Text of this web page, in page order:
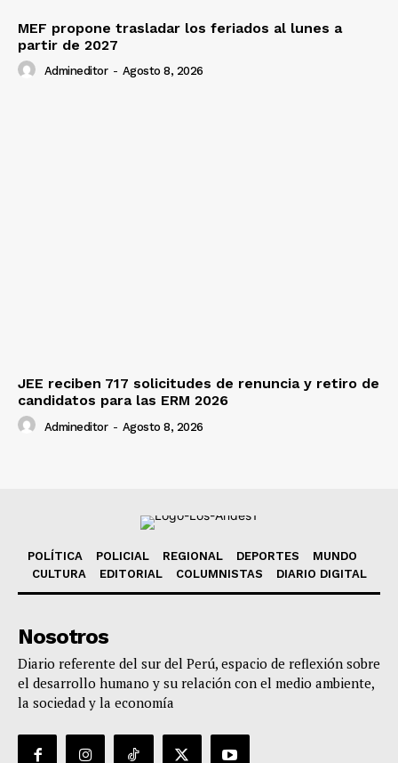
MEF propone trasladar los feriados al lunes a
partir de 2027
Admineditor - Agosto 8, 2026
JEE reciben 717 solicitudes de renuncia y retiro de
candidatos para las ERM 2026
Admineditor - Agosto 8, 2026
POLÍTICA POLICIAL REGIONAL DEPORTES
MUNDO
CULTURA
EDITORIAL COLUMNISTAS DIARIO DIGITAL
Nosotros
Diario referente del sur del Perú, espacio de reflexión sobre
el desarrollo humano y su relación con el medio ambiente,
la sociedad y la economía